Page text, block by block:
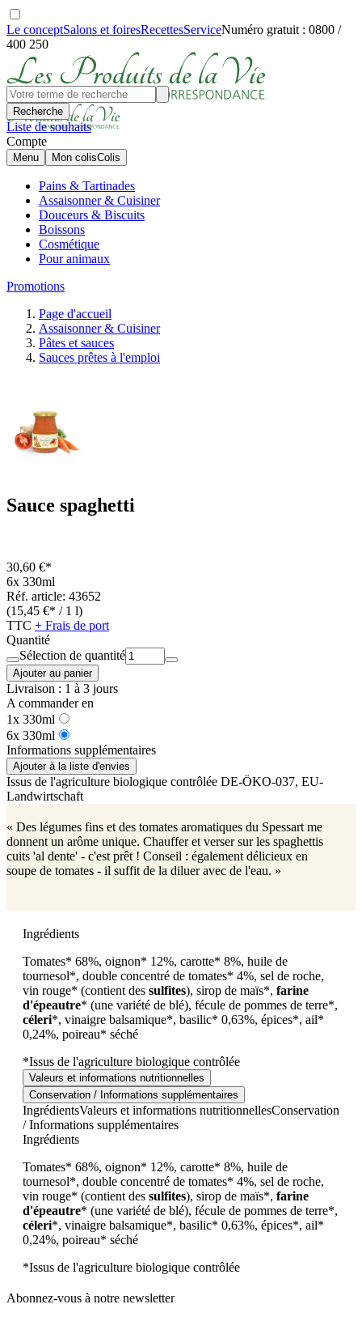
Le conceptSalons et foiresRecettesServiceNuméro gratuit : 0800 /
400 250
Recherche
Liste de souhaits
Compte
Menu Mon colisColis
Pains & Tartinades
Assaisonner & Cuisiner
Douceurs & Biscuits
Boissons
Cosmétique
Pour animaux
Promotions
Page d'accueil
Assaisonner & Cuisiner
Pâtes et sauces
Sauces prêtes à l'emploi
Sauce spaghetti
30,60 €*
6x 330ml
Réf. article: 43652
(15,45 €* / 1 l)
TTC + Frais de port
Quantité
Sélection de quantité
Ajouter au panier
Livraison : 1 à 3 jours
A commander en
1x 330ml
6x 330ml
Informations supplémentaires
Ajouter à la liste d'envies
Issus de l'agriculture biologique contrôlée DE-ÖKO-037, EU-
Landwirtschaft
« Des légumes fins et des tomates aromatiques du Spessart me
donnent un arôme unique. Chauffer et verser sur les spaghettis
cuits 'al dente' - c'est prêt ! Conseil : également délicieux en
soupe de tomates - il suffit de la diluer avec de l'eau. »
Ingrédients
Tomates* 68%, oignon* 12%, carotte* 8%, huile de
tournesol*, double concentré de tomates* 4%, sel de roche,
vin rouge* (contient des sulfites), sirop de maïs*, farine
d'épeautre* (une variété de blé), fécule de pommes de terre*,
céleri*, vinaigre balsamique*, basilic* 0,63%, épices*, ail*
0,24%, poireau* séché
*Issus de l'agriculture biologique contrôlée
Valeurs et informations nutritionnelles
Conservation / Informations supplémentaires
IngrédientsValeurs et informations nutritionnellesConservation
/ Informations supplémentaires
Ingrédients
Tomates* 68%, oignon* 12%, carotte* 8%, huile de
tournesol*, double concentré de tomates* 4%, sel de roche,
vin rouge* (contient des sulfites), sirop de maïs*, farine
d'épeautre* (une variété de blé), fécule de pommes de terre*,
céleri*, vinaigre balsamique*, basilic* 0,63%, épices*, ail*
0,24%, poireau* séché
*Issus de l'agriculture biologique contrôlée
Abonnez-vous à notre newsletter